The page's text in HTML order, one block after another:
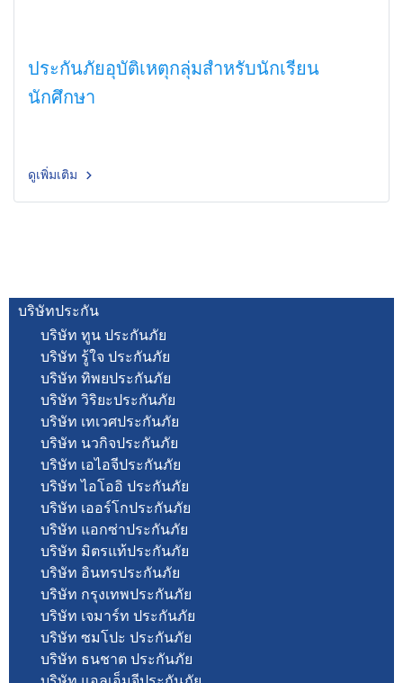
ประกันภัยอุบัติเหตุกลุ่มสำหรับนักเรียน
นักศึกษา
ดูเพิ่มเติม
บริษัทประกัน
บริษัท ทูน ประกันภัย
บริษัท รู้ใจ ประกันภัย
บริษัท ทิพยประกันภัย
บริษัท วิริยะประกันภัย
บริษัท เทเวศประกันภัย
บริษัท นวกิจประกันภัย
บริษัท เอไอจีประกันภัย
บริษัท ไอโออิ ประกันภัย
บริษัท เออร์โกประกันภัย
บริษัท แอกซ่าประกันภัย
บริษัท มิตรแท้ประกันภัย
บริษัท อินทรประกันภัย
บริษัท กรุงเทพประกันภัย
บริษัท เจมาร์ท ประกันภัย
บริษัท ซมโปะ ประกันภัย
บริษัท ธนชาต ประกันภัย